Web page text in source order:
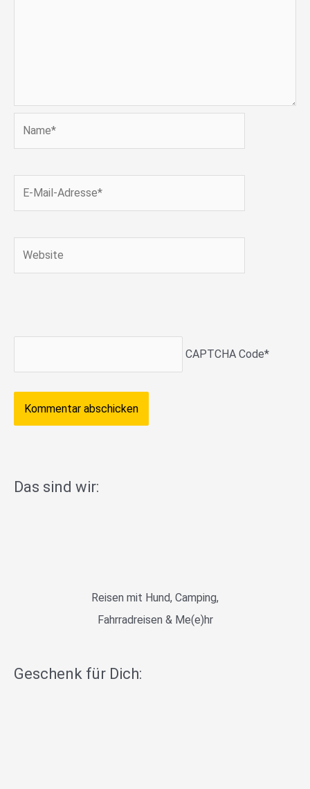
Mail-
CAPTCHA Code*
Das sind wir:
Reisen mit Hund, Camping,
Fahrradreisen & Me(e)hr
Geschenk für Dich: